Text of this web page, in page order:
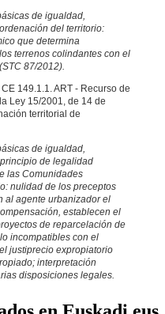
de igualdad,
del territorio:
que determina
terrenos colindantes con el
87/2012).
CE 149.1.1. ART - Recurso de
Ley 15/2001, de 14 de
territorial de
de igualdad,
de legalidad
las Comunidades
nulidad de los preceptos
al agente urbanizador el
establecen el
de reparcelación de
incompatibles con el
justiprecio expropiatorio
interpretación
disposiciones legales.